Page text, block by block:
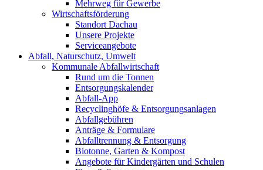
Mehrweg für Gewerbe
Wirtschaftsförderung
Standort Dachau
Unsere Projekte
Serviceangebote
Abfall, Naturschutz, Umwelt
Kommunale Abfallwirtschaft
Rund um die Tonnen
Entsorgungskalender
Abfall-App
Recyclinghöfe & Entsorgungsanlagen
Abfallgebühren
Anträge & Formulare
Abfalltrennung & Entsorgung
Biotonne, Garten & Kompost
Angebote für Kindergärten und Schulen